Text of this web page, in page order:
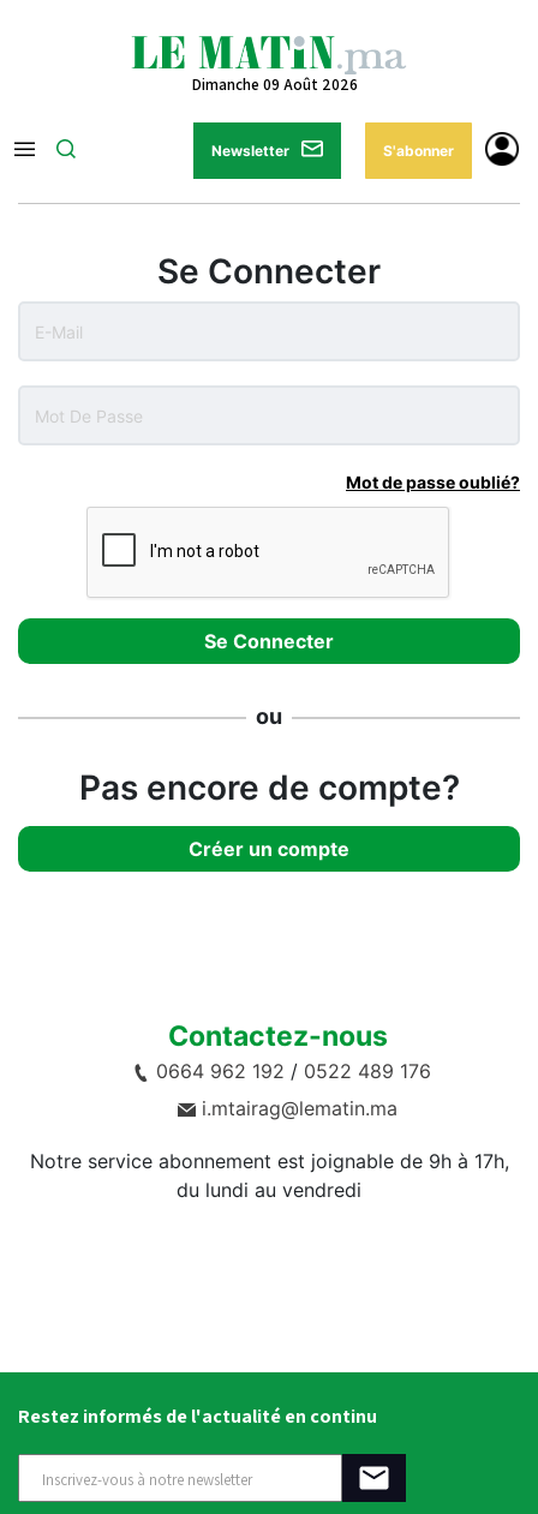
Dimanche 09 Août 2026
Newsletter S'abonner
Se Connecter
Mot de passe oublié?
ou
Pas encore de compte?
Créer un compte
Contactez-nous
0664 962 192 / 0522 489 176
i.mtairag@lematin.ma
Notre service abonnement est joignable de 9h à 17h,
du lundi au vendredi
Restez informés de l'actualité en continu